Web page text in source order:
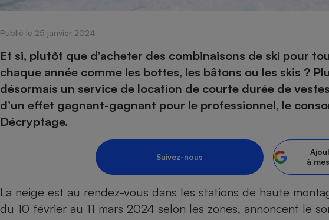
Publié le 25 janvier 2024
Et si, plutôt que d’acheter des combinaisons de ski pour
chaque année comme les bottes, les bâtons ou les skis ?
désormais un service de location de courte durée de
d’un effet gagnant-gagnant pour le professionnel, le
Décryptage.​​
Suivez-nous
à
La neige est au rendez-vous dans les stations de haute
du 10 février au 11 mars 2024 selon les zones, annoncent le
Complément
alimentaire
Champagne -
bouteille de
Assurance emprunteur
Banque en ligne
Petit électroménager - Ustensile
Lave-linge
Téléviseur
Mutuelle
Antimoustique